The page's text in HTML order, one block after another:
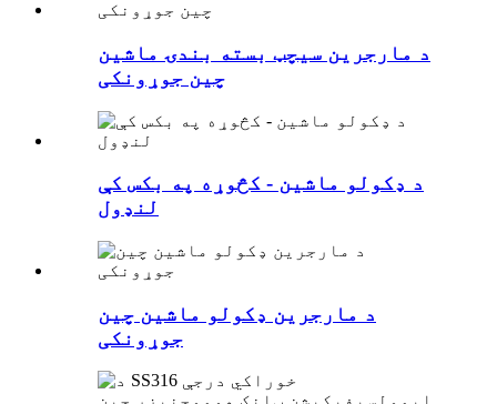
د مارجرین سیچټ بسته بندۍ ماشین
چین جوړونکی
د ډکولو ماشین - کڅوړه په بکس کې
لنډول
د مارجرین ډکولو ماشین چین
جوړونکی